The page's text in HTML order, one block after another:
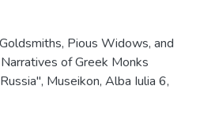
Pious Widows, and
of Greek Monks
Museikon, Alba Iulia 6,